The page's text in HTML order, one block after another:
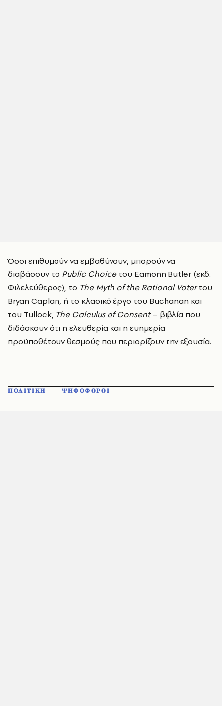
Όσοι επιθυμούν να εμβαθύνουν, μπορούν να
διαβάσουν το PublicChoiceτου Eamonn Butler (εκδ.
Φιλελεύθερος), το TheMyth oftheRationalVoterτου
Bryan Caplan, ή το κλασικό έργο του Buchanan και
του Tullock, TheCalculusofConsent– βιβλία που
διδάσκουν ότι η ελευθερία και η ευημερία
προϋποθέτουν θεσμούς που περιορίζουν την εξουσία.
ΠΟΛΙΤΙΚΗ ΨΗΦΟΦΟΡΟΙ